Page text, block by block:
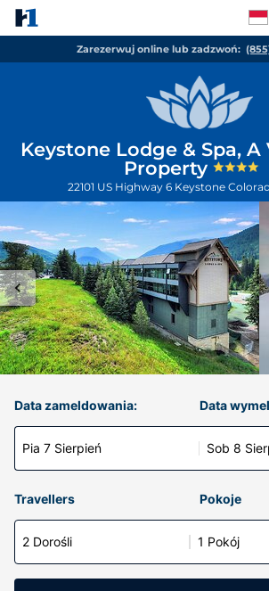
Zarezerwuj online lub zadzwoń:
Keystone Lodge & Spa, A
Property
22101 US Highway 6 Keystone
Data zameldowania:
Pia 7 Sierpień
Data
Sob 8
Travellers Pokoje
2 Dorośli 1 Pokój